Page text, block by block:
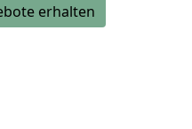
erhalten